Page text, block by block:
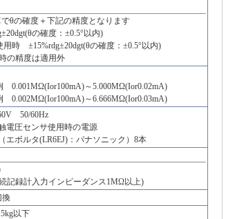
θの確度＋下記の精度となります
の確度：±0.5°以内)
±15%rdg±20dgt(θの確度：±0.5°以内)
精度は適用外
0.001MΩ(Ior100mA)～5.000MΩ(Ior0.02mA)
0.002MΩ(Ior100mA)～6.666MΩ(Ior0.03mA)
50/60Hz
電圧センサ使用時の電源
ルタ(LR6EJ)：パナソニック）8本
記録計入力インピーダンス1MΩ以上)
換
以下